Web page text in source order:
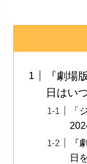
『劇場
日はい
「
『
日